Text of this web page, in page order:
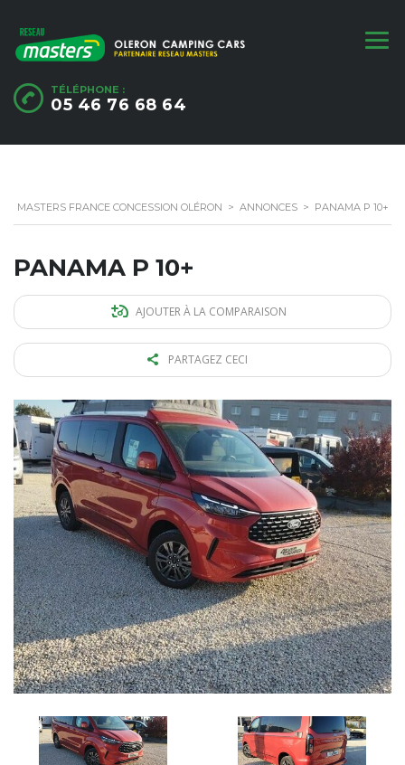
TÉLÉPHONE :
05 46 76 68 64
MASTERS FRANCE CONCESSION OLÉRON > ANNONCES > PANAMA P 10+
PANAMA P 10+
AJOUTER À LA COMPARAISON
PARTAGEZ CECI